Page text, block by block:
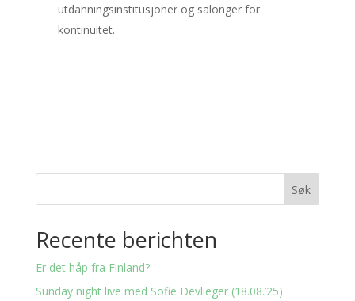
utdanningsinstitusjoner og salonger for
kontinuitet.
Søk
Recente berichten
Er det håp fra Finland?
Sunday night live med Sofie Devlieger (18.08.’25)